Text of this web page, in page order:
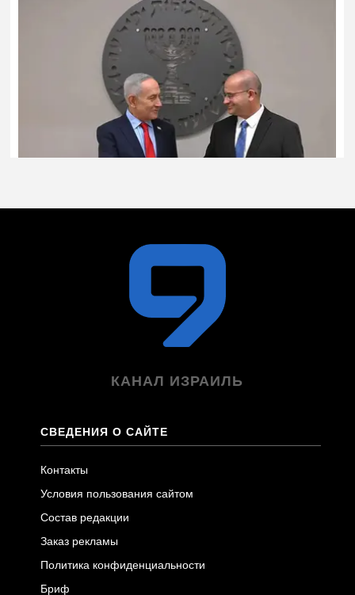
КАНАЛ ИЗРАИЛЬ
СВЕДЕНИЯ О САЙТЕ
Контакты
Условия пользования сайтом
Состав редакции
Заказ рекламы
Политика конфиденциальности
Бриф